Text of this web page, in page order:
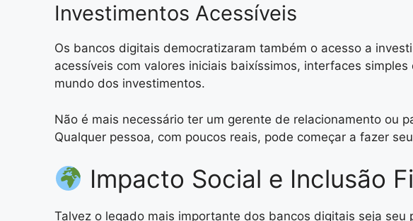
Investimentos Acessíveis
Os bancos digitais democratizaram também o acesso a
acessíveis com valores iniciais baixíssimos, interfaces
mundo dos investimentos.
Não é mais necessário ter um gerente de relacionamento ou
Qualquer pessoa, com poucos reais, pode começar a fazer
Impacto Social e Inclusão
Talvez o legado mais importante dos bancos digitais seja